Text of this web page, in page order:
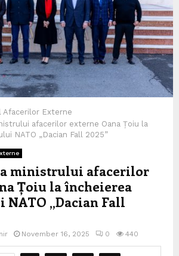
Afacerilor Externe
afacerilor externe Oana Țoiu la
NATO „Dacian Fall 2025”
ministrului afacerilor
Țoiu la încheierea
„Dacian Fall
November 16, 2025 0 440